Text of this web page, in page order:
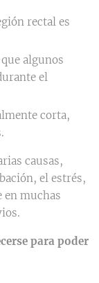
rectal es
algunos
el
corta,
causas,
el estrés,
en muchas
para poder